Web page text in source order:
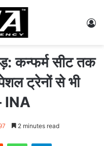
कन्फर्म सीट तक
ट्रेनों से भी
INA
2 minutes read